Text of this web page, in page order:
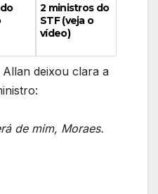
2 ministros do
STF (veja o
vídeo)
Allan deixou clara a
de mim, Moraes.